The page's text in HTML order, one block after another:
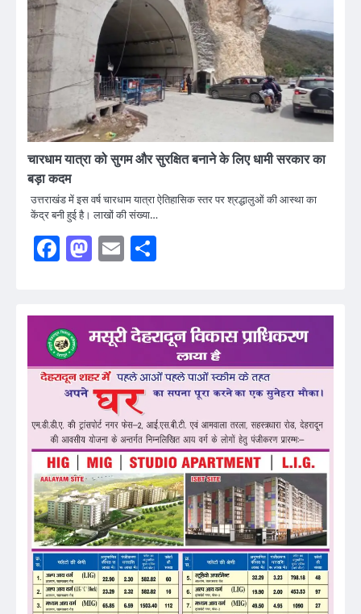
चारधाम यात्रा को सुगम और सुरक्षित बनाने के लिए धामी सरकार का
बड़ा कदम
उत्तराखंड में इस वर्ष चारधाम यात्रा ऐतिहासिक स्तर पर श्रद्धालुओं की आस्था का
केंद्र बनी हुई है। लाखों की संख्या…
Facebook
Mastodon
Email